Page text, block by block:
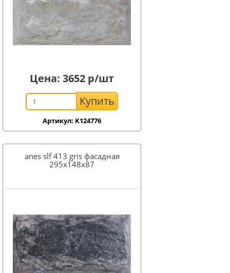
Цена: 3652 р/шт
Купить
Артикул: K124776
anes slf 413 gris фасадная
295x148х87